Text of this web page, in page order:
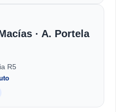
· A. Portela
R5